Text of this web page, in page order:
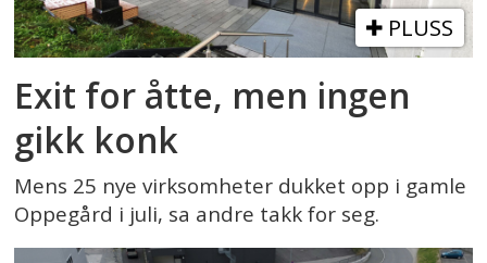
PLUSS
Exit for åtte, men ingen
gikk konk
Mens 25 nye virksomheter dukket opp i gamle
Oppegård i juli, sa andre takk for seg.